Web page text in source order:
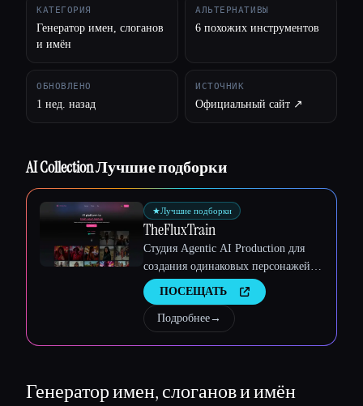
КАТЕГОРИЯ
Генератор имен, слоганов
и имён
АЛЬТЕРНАТИВЫ
6 похожих инструментов
ОБНОВЛЕНО
1 нед. назад
ИСТОЧНИК
Официальный сайт ↗︎
AI Collection Лучшие подборки
★Лучшие подборки
TheFluxTrain
Студия Agentic AI Production для
создания одинаковых персонажей,
рабочих процессов и видео
ПОСЕЩАТЬ
Подробнее→
Генератор имен, слоганов и имён